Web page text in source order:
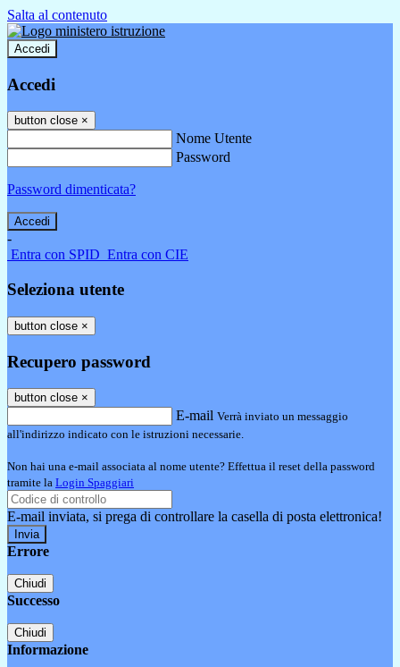
Salta al contenuto
Accedi
Accedi
button close ×
Nome Utente
Password
Password dimenticata?
-
Entra con SPID Entra con CIE
Seleziona utente
button close ×
Recupero password
button close ×
E-mail Verrà inviato un messaggio
all'indirizzo indicato con le istruzioni necessarie.
Non hai una e-mail associata al nome utente? Effettua il reset della password
tramite la Login Spaggiari
E-mail inviata, si prega di controllare la casella di posta elettronica!
Errore
Chiudi
Successo
Chiudi
Informazione